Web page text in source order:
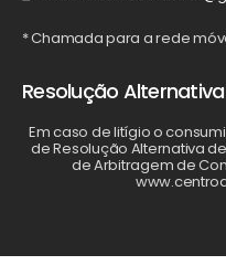
* Chamada para a rede
Resolução
Em caso de litígio o
de Resolução Alternativa
de Arbitragem de